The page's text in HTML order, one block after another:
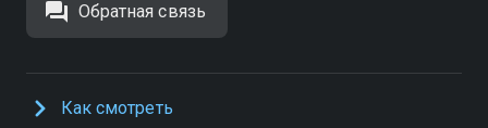
Обратная связь
Как смотреть